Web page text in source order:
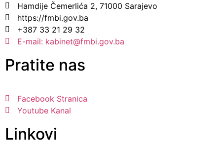
Hamdije Čemerlića 2, 71000 Sarajevo
https://fmbi.gov.ba
+387 33 21 29 32
E-mail: kabinet@fmbi.gov.ba
Pratite nas
Facebook Stranica
Youtube Kanal
Linkovi